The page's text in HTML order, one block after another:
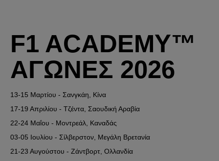
F1 ACADEMY™
ΑΓΩΝΕΣ 2026
13-15 Μαρτίου - Σανγκάη, Κίνα
17-19 Απριλίου - Τζέντα, Σαουδική Αραβία
22-24 Μαΐου - Μοντρεάλ, Καναδάς
03-05 Ιουλίου - Σίλβερστον, Μεγάλη Βρετανία
21-23 Αυγούστου - Ζάντβορτ, Ολλανδία